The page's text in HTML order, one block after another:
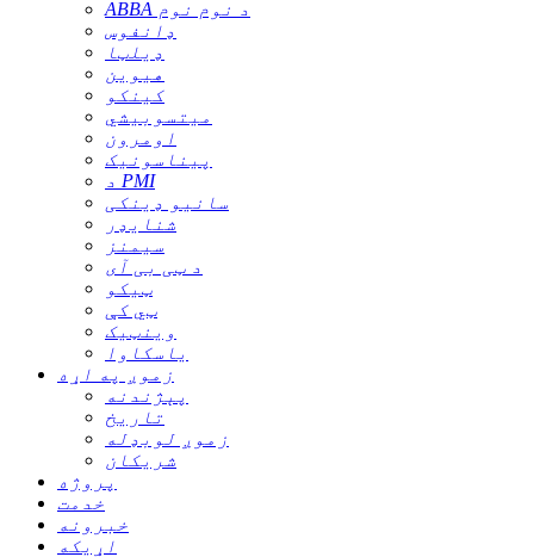
ABBA د نوم نوم
ډانفوس
ډیلټا
هیوین
کینکو
میتسوبیشي
اومرون
پیناسونیک
د PMI
سانیو ډینکی
شنایډر
سیمنز
د ټی بی آی
ټیکو
ټي کې
وینټیک
یاسکاوا
زموږ په اړه
پېژندنه
تاریخ
زموږ لوبډله
شریکان
پروژه
خدمت
خبرونه
اړیکه